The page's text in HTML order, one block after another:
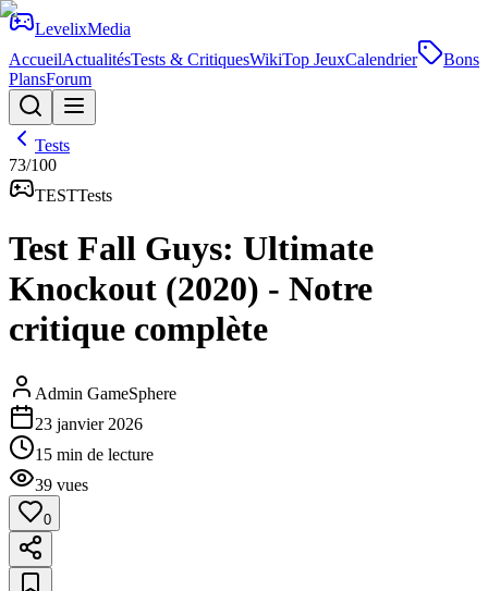
LevelixMedia
AccueilActualitésTests & CritiquesWikiTop JeuxCalendrier
Bons
PlansForum
Tests
73/100
TESTTests
Test Fall Guys: Ultimate
Knockout (2020) - Notre
critique complète
Admin GameSphere
23 janvier 2026
15 min de lecture
39 vues
0